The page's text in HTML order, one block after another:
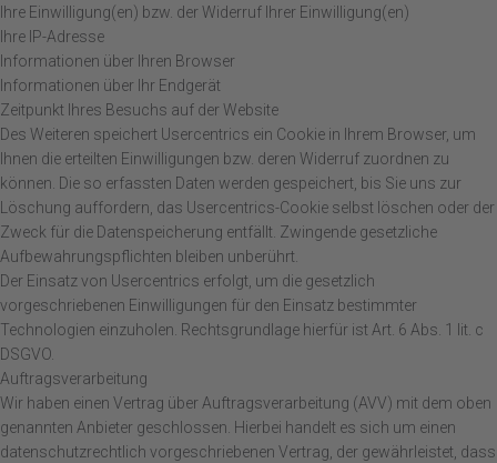
Ihre Einwilligung(en) bzw. der Widerruf Ihrer Einwilligung(en)
Ihre IP-Adresse
Informationen über Ihren Browser
Informationen über Ihr Endgerät
Zeitpunkt Ihres Besuchs auf der Website
Des Weiteren speichert Usercentrics ein Cookie in Ihrem Browser, um
Ihnen die erteilten Einwilligungen bzw. deren Widerruf zuordnen zu
können. Die so erfassten Daten werden gespeichert, bis Sie uns zur
Löschung auffordern, das Usercentrics-Cookie selbst löschen oder der
Zweck für die Datenspeicherung entfällt. Zwingende gesetzliche
Aufbewahrungspflichten bleiben unberührt.
Der Einsatz von Usercentrics erfolgt, um die gesetzlich
vorgeschriebenen Einwilligungen für den Einsatz bestimmter
Technologien einzuholen. Rechtsgrundlage hierfür ist Art. 6 Abs. 1 lit. c
DSGVO.
Auftragsverarbeitung
Wir haben einen Vertrag über Auftragsverarbeitung (AVV) mit dem oben
genannten Anbieter geschlossen. Hierbei handelt es sich um einen
datenschutzrechtlich vorgeschriebenen Vertrag, der gewährleistet, dass